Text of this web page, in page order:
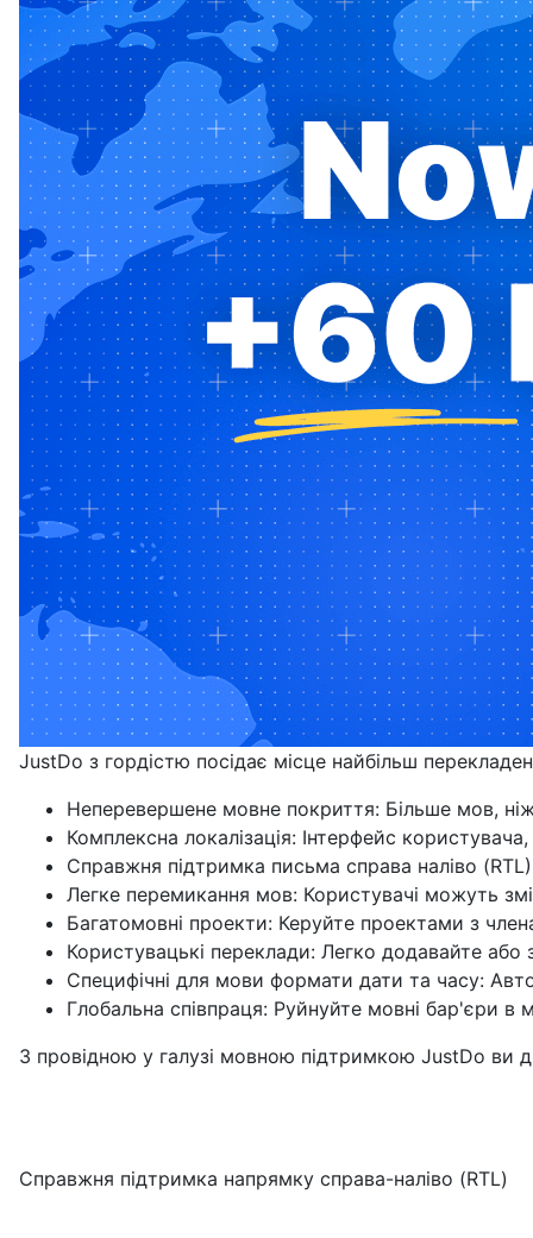
JustDo з гордістю посідає місце найбільш
Неперевершене мовне покриття: Більше мов,
Комплексна локалізація: Інтерфейс
Справжня підтримка письма справа наліво
Легке перемикання мов: Користувачі можуть
Багатомовні проекти: Керуйте проектами з
Користувацькі переклади: Легко додавайте або
Специфічні для мови формати дати та часу:
Глобальна співпраця: Руйнуйте мовні бар'єри
З провідною у галузі мовною підтримкою JustDo ви
Справжня підтримка напрямку справа-наліво (RTL)